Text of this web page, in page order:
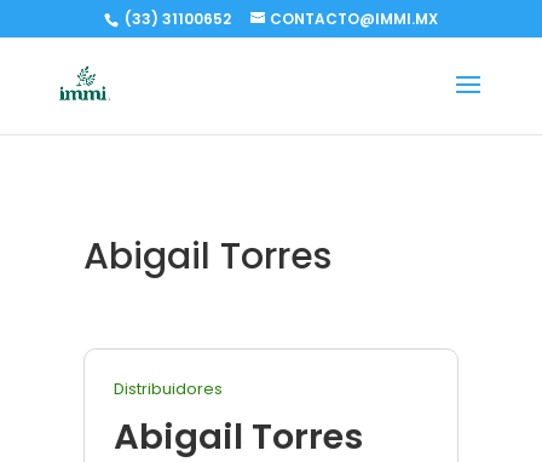
(33) 31100652 CONTACTO@IMMI.MX
Abigail Torres
Distribuidores
Abigail Torres